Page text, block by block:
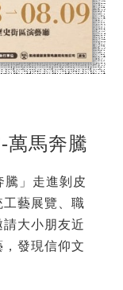
萬馬奔騰
騰」走進剝皮
藝展覽、職
大小朋友近
發現信仰文